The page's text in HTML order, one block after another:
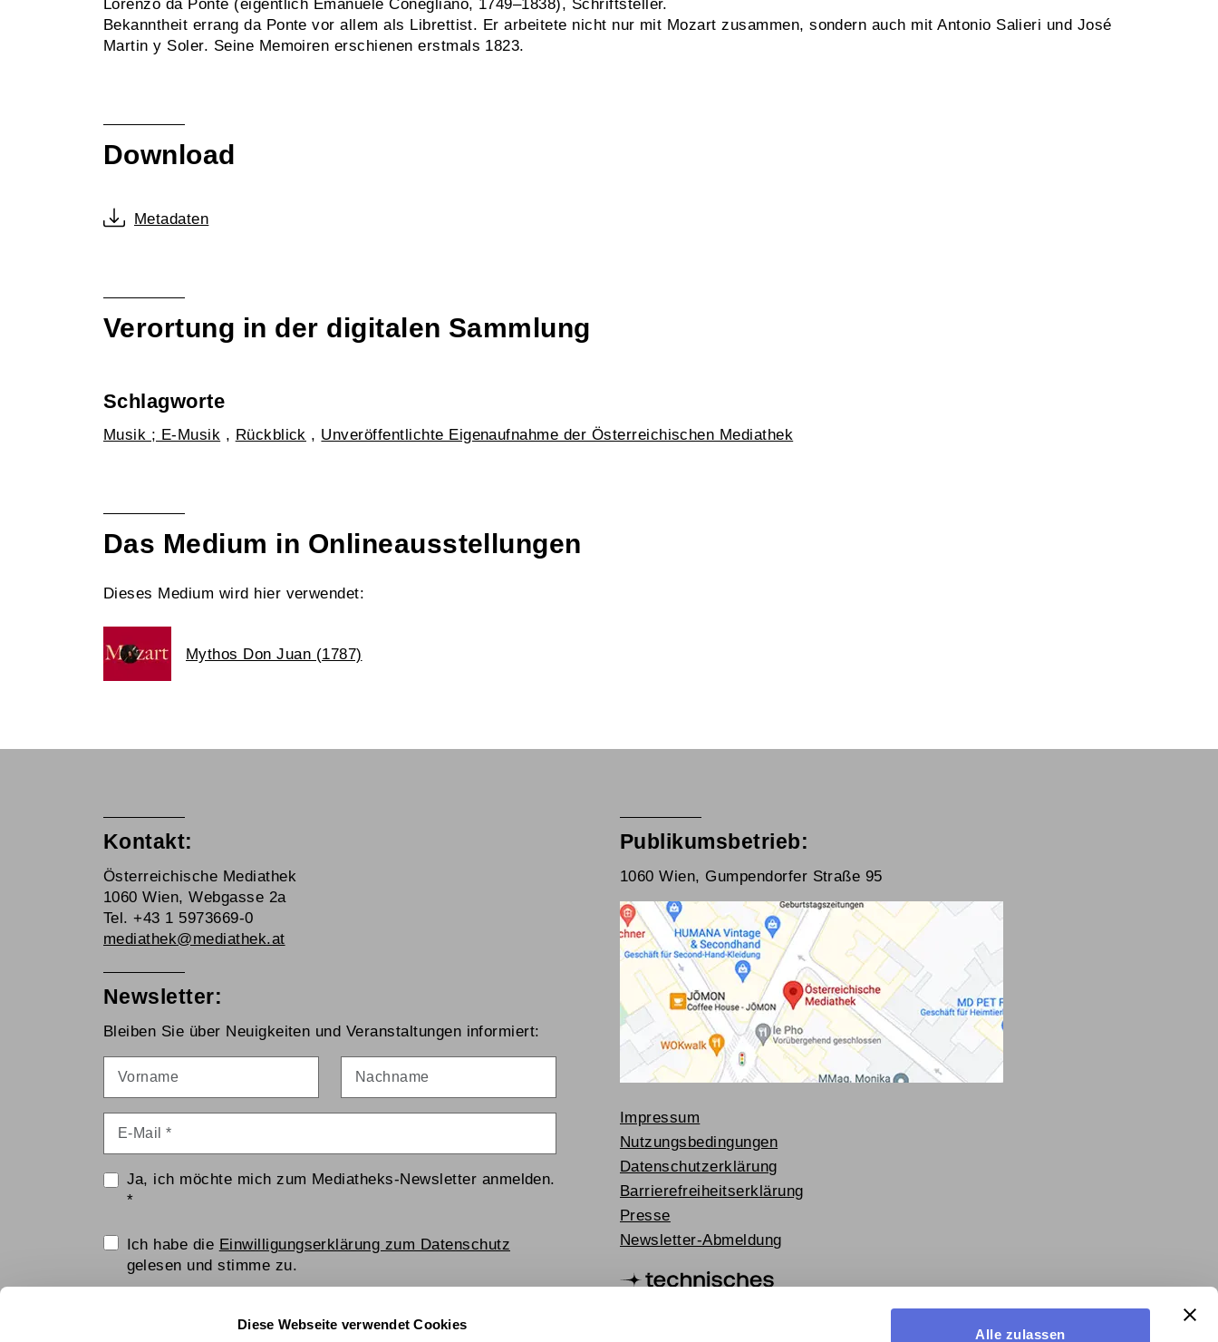
Diese Webseite verwendet Cookies
Alle zulassen
Lorenzo da Ponte (eigentlich Emanuele Conegliano, 1749–1838), Schriftsteller.
Bekanntheit errang da Ponte vor allem als Librettist. Er arbeitete nicht nur mit Mozart zusammen, sondern auch mit Antonio Salieri und José
Martin y Soler. Seine Memoiren erschienen erstmals 1823.
Download
Metadaten
Verortung in der digitalen Sammlung
Schlagworte
Musik ; E-Musik , Rückblick , Unveröffentlichte Eigenaufnahme der Österreichischen Mediathek
Das Medium in Onlineausstellungen
Dieses Medium wird hier verwendet:
Mythos Don Juan (1787)
Kontakt:
Österreichische Mediathek
1060 Wien, Webgasse 2a
Tel. +43 1 5973669-0
mediathek@mediathek.at
Newsletter:
Bleiben Sie über Neuigkeiten und Veranstaltungen informiert:
Ja, ich möchte mich zum Mediatheks-Newsletter anmelden.
*
Einwilligungserklärung
Ich habe die Einwilligungserklärung zum Datenschutz
gelesen und stimme zu.
Hier klicken
Publikumsbetrieb:
1060 Wien, Gumpendorfer Straße 95
Impressum
Nutzungsbedingungen
Datenschutzerklärung
Barrierefreiheitserklärung
Presse
Newsletter-Abmeldung